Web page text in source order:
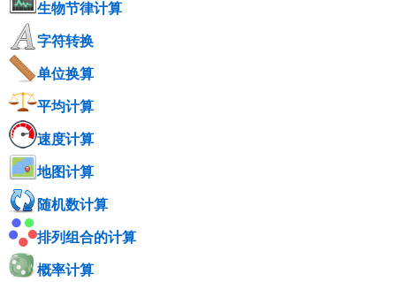
生物节律计算
字符转换
单位换算
平均计算
速度计算
地图计算
随机数计算
排列组合的计算
概率计算